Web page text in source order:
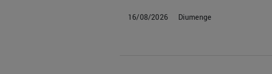
16/08/2026 Diumenge